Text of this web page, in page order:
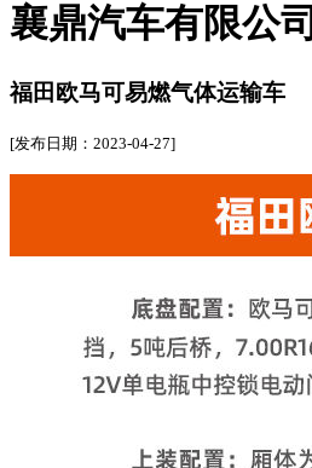
襄鼎汽车有限公司
福田欧马可易燃气体运输车
[发布日期：2023-04-27]